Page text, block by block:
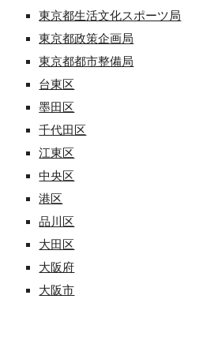
東京都生活文化スポーツ局
東京都政策企画局
東京都都市整備局
台東区
墨田区
千代田区
江東区
中央区
港区
品川区
大田区
大阪府
大阪市